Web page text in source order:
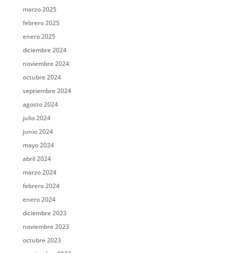
marzo 2025
febrero 2025
enero 2025
diciembre 2024
noviembre 2024
octubre 2024
septiembre 2024
agosto 2024
julio 2024
junio 2024
mayo 2024
abril 2024
marzo 2024
febrero 2024
enero 2024
diciembre 2023
noviembre 2023
octubre 2023